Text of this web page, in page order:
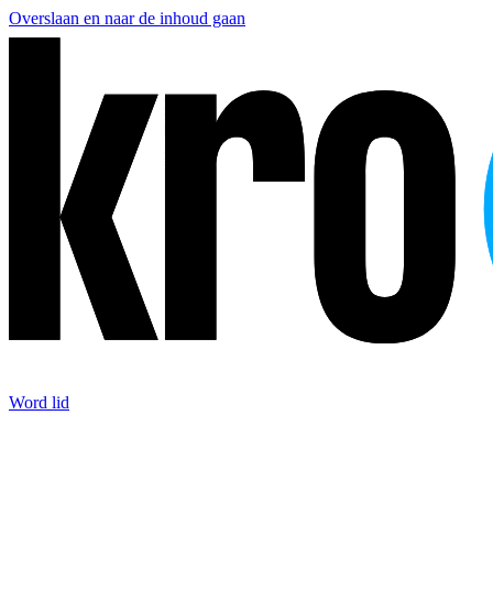
Overslaan en naar de inhoud gaan
Word lid